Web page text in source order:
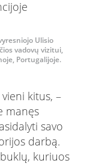
Ulisio
vadovų vizitui,
Portugalijoje.
kitus, –
manęs
savo
darbą.
kuriuos